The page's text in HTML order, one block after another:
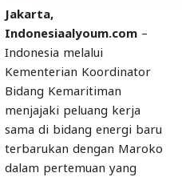
Jakarta,
Indonesiaalyoum.com –
Indonesia melalui
Kementerian Koordinator
Bidang Kemaritiman
menjajaki peluang kerja
sama di bidang energi baru
terbarukan dengan Maroko
dalam pertemuan yang